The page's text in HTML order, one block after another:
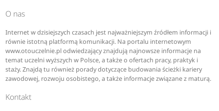
O nas
Internet w dzisiejszych czasach jest najważniejszym źródłem informacji i
równie istotną platformą komunikacji. Na portalu internetowym
www.otouczelnie.pl odwiedzający znajdują najnowsze informacje na
temat uczelni wyższych w Polsce, a także o ofertach pracy, praktyk i
staży. Znajdą tu również porady dotyczące budowania ścieżki kariery
zawodowej, rozwoju osobistego, a także informacje związane z maturą.
Kontakt